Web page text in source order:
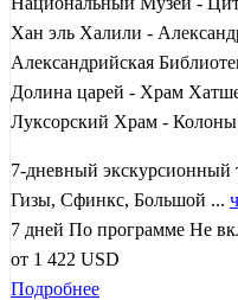
Хан эль Халили -
Александрийская
Долина царей - Храм
Луксорский Храм -
7-дневный
Гизы, Сфинкс, Большой ...
7 дней По программе Не
от 1 422 USD
Подробнее